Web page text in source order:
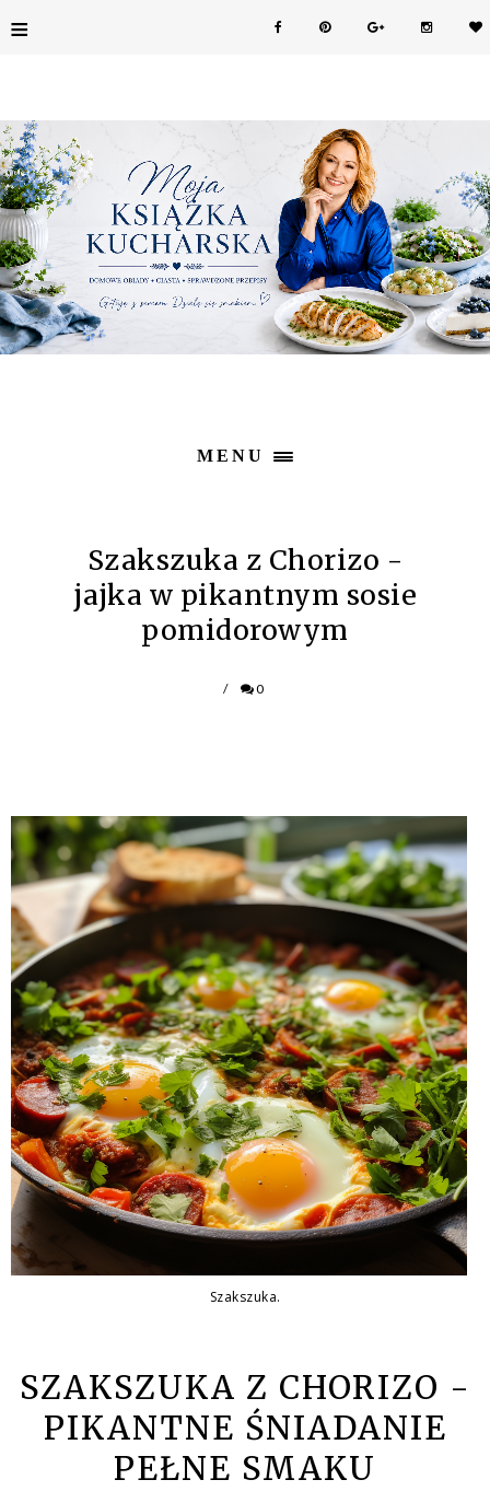
≡
MENU
Szakszuka z Chorizo -
jajka w pikantnym sosie
pomidorowym
/ 0
Szakszuka.
SZAKSZUKA Z CHORIZO -
PIKANTNE ŚNIADANIE
PEŁNE SMAKU